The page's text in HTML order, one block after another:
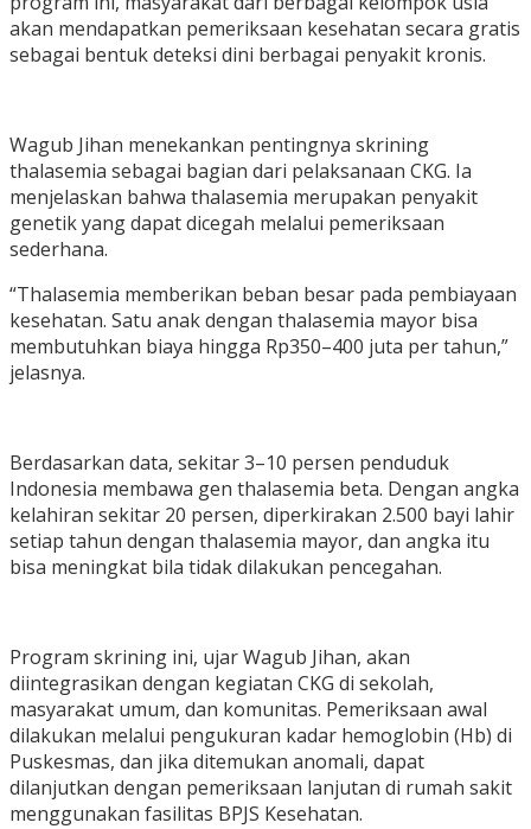
akan mendapatkan pemeriksaan kesehatan secara gratis
sebagai bentuk deteksi dini berbagai penyakit kronis.
Wagub Jihan menekankan pentingnya skrining
thalasemia sebagai bagian dari pelaksanaan CKG. Ia
menjelaskan bahwa thalasemia merupakan penyakit
genetik yang dapat dicegah melalui pemeriksaan
sederhana.
“Thalasemia memberikan beban besar pada pembiayaan
kesehatan. Satu anak dengan thalasemia mayor bisa
membutuhkan biaya hingga Rp350–400 juta per tahun,”
jelasnya.
Berdasarkan data, sekitar 3–10 persen penduduk
Indonesia membawa gen thalasemia beta. Dengan angka
kelahiran sekitar 20 persen, diperkirakan 2.500 bayi lahir
setiap tahun dengan thalasemia mayor, dan angka itu
bisa meningkat bila tidak dilakukan pencegahan.
Program skrining ini, ujar Wagub Jihan, akan
diintegrasikan dengan kegiatan CKG di sekolah,
masyarakat umum, dan komunitas. Pemeriksaan awal
dilakukan melalui pengukuran kadar hemoglobin (Hb) di
Puskesmas, dan jika ditemukan anomali, dapat
dilanjutkan dengan pemeriksaan lanjutan di rumah sakit
menggunakan fasilitas BPJS Kesehatan.